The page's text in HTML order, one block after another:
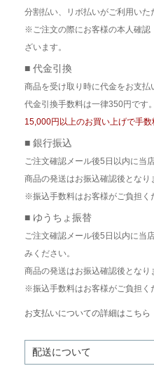
分割払い、リボ払いがご利用いた
※ご注文の際にお客様の本人確認
ざいます。
■ 代金引換
商品を受け取り時に代金をお支払
代金引換手数料は一律350円です。
15,000円以上のお買い上げで手数
■ 銀行振込
ご注文確認メール後5日以内に当
商品の発送はお振込確認後となり
※振込手数料はお客様がご負担く
■ ゆうちょ振替
ご注文確認メール後5日以内に当
みください。
商品の発送はお振込確認後となり
※振込手数料はお客様がご負担く
お支払いについての詳細はこちら
配送について